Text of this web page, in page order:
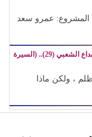
المشروع: عمرو سعد
كمال زغلول يكتب: البنية الثقافية والإبداع الشعبي (29).. (السيرة
، ولكن ماذا